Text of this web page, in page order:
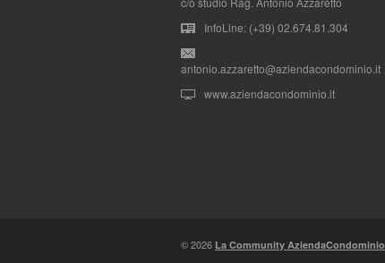
InfoLine: (+39) 02.674.81.304
antonio.azzaretto@aziendacondominio.it
www.aziendacondominio.it
© 2026 La Community AziendaCondominio